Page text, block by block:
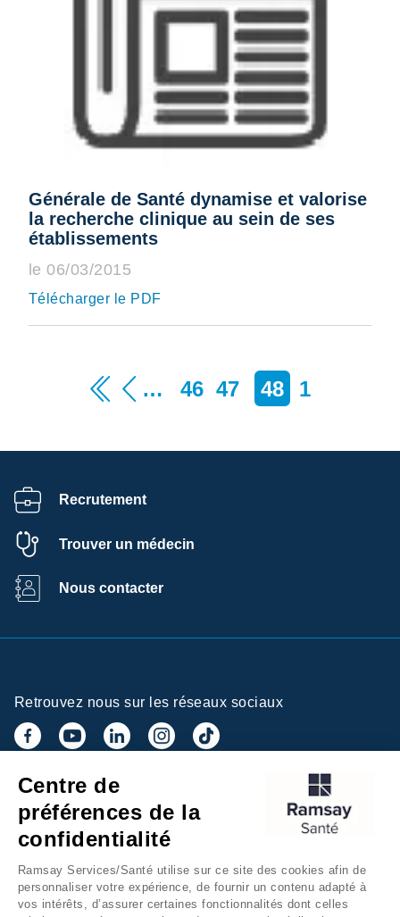
Générale de Santé dynamise et valorise
la recherche clinique au sein de ses
établissements
le 06/03/2015
Télécharger le PDF
… 46 47 48 1
Recrutement
Trouver un médecin
Nous contacter
Retrouvez nous sur les réseaux sociaux
Inscrivez-vous à la newsletter
Centre de
préférences de la
confidentialité
Ramsay Services/Santé utilise sur ce site des cookies afin de
personnaliser votre expérience, de fournir un contenu adapté à
vos intérêts, d’assurer certaines fonctionnalités dont celles